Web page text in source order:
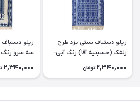
زیلو دستباف سنتی یزد طرح
زلفک (حسینیه آقا) رنگ آبی-
2,340,000 تومان
زیلو
سه سرو رنگ
2,340,000